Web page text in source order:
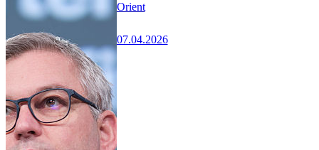
Orient
07.04.2026